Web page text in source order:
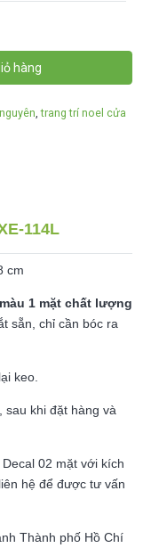
hàng
,trang trí noel cửa
114L
cm
1 mặt chất lượng
sẵn, chỉ cần bóc ra
keo.
sau khi đặt hàng và
02 mặt với kích
hệ để được tư vấn
Thành phố Hồ Chí